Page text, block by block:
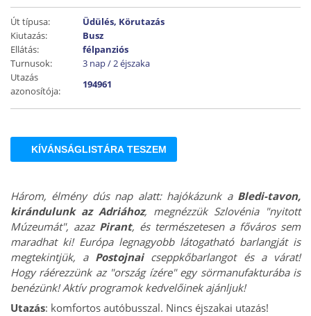
Út típusa:
Üdülés, Körutazás
Kiutazás:
Busz
Ellátás:
félpanziós
Turnusok:
3 nap / 2 éjszaka
Utazás
azonosítója:
194961
KÍVÁNSÁGLISTÁRA TESZEM
Három, élmény dús nap alatt: hajókázunk a Bledi-tavon,
kirándulunk az Adriához, megnézzük Szlovénia "nyitott
Múzeumát", azaz Pirant, és természetesen a főváros sem
maradhat ki! Európa legnagyobb látogatható barlangját is
megtekintjük, a Postojnaicseppkőbarlangot és a várat!
Hogy ráérezzünk az "ország ízére" egy sörmanufakturába is
benézünk! Aktív programok kedvelőinek ajánljuk!
Utazás: komfortos autóbusszal. Nincs éjszakai utazás!